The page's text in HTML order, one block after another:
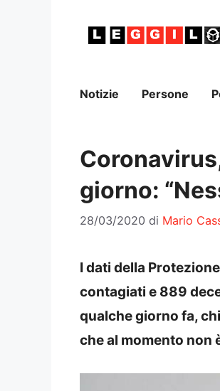
Notizie Persone
giorno:
28/03/2020 di Mario
I dati della
contagiati e 889
qualche giorno fa,
che al momento non